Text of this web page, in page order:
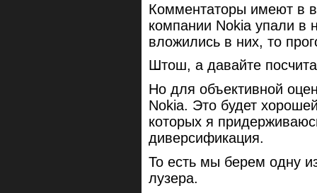
Комментаторы имеют в
компании Nokia упали в
вложились в них, то
Штош, а давайте
Но для объективной
Nokia. Это будет
которых я
диверсификация.
То есть мы берем одну
лузера.